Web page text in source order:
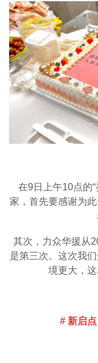
在9日上午10点的
家，首先要感谢为
其次，力众华援从
是第三次。这次我
境更大，这
# 新启